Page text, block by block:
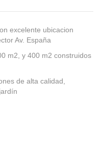
excelente ubicacion
Av. España
m2, y 400 m2 construidos
de alta calidad,